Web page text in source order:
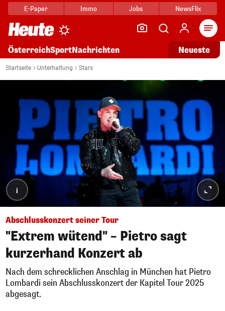
E-Paper Immo Jobs NewsFlix
ÖsterreichSportNachrichten Neueste
Startseite Unterhaltung Stars
i
Abschlusskonzert seiner Tour
"Extrem wütend" – Pietro sagt
kurzerhand Konzert ab
Nach dem schrecklichen Anschlag in München hat Pietro
Lombardi sein Abschlusskonzert der Kapitel Tour 2025
abgesagt.